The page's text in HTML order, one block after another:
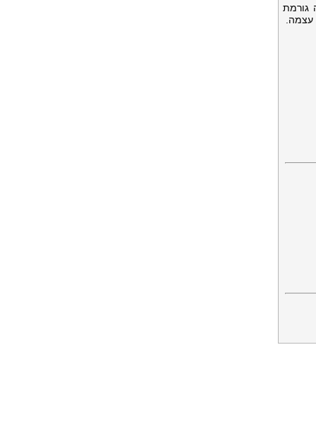
גורמת
עצמה.